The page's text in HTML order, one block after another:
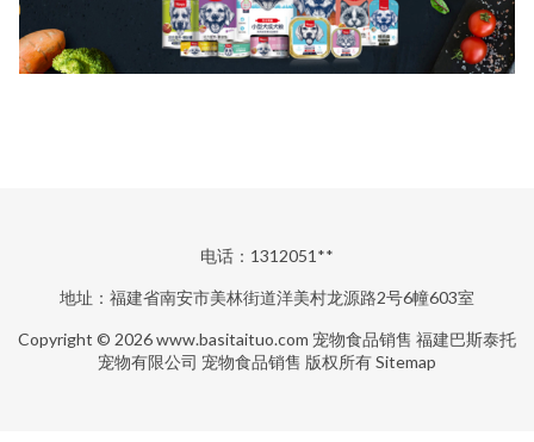
电话：1312051**
地址：福建省南安市美林街道洋美村龙源路2号6幢603室
Copyright © 2026www.basitaituo.com 宠物食品销售 福建巴斯泰托
宠物有限公司 宠物食品销售 版权所有Sitemap